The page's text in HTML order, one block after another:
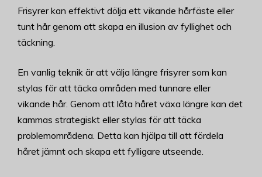
Frisyrer kan effektivt dölja ett vikande hårfäste eller
tunt hår genom att skapa en illusion av fyllighet och
täckning.
En vanlig teknik är att välja längre frisyrer som kan
stylas för att täcka områden med tunnare eller
vikande hår. Genom att låta håret växa längre kan det
kammas strategiskt eller stylas för att täcka
problemområdena. Detta kan hjälpa till att fördela
håret jämnt och skapa ett fylligare utseende.